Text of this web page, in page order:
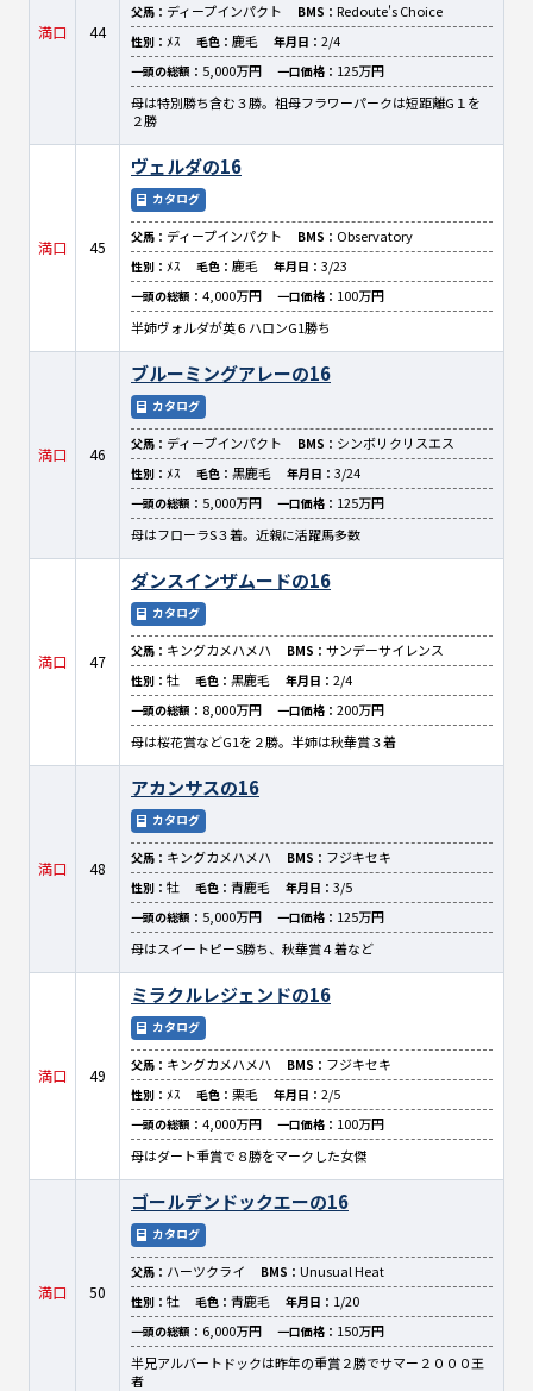
満口 44
父馬： ディープインパクト BMS： Redoute's Choice
性別： ﾒｽ 毛色： 鹿毛 年月日： 2/4
一頭の総額： 5,000万円 一口価格： 125万円
母は特別勝ち含む３勝。祖母フラワーパークは短距離G１を
２勝
満口 45
ヴェルダの16
カタログ
父馬： ディープインパクト BMS： Observatory
性別： ﾒｽ 毛色： 鹿毛 年月日： 3/23
一頭の総額： 4,000万円 一口価格： 100万円
半姉ヴォルダが英６ハロンG1勝ち
満口 46
ブルーミングアレーの16
カタログ
父馬： ディープインパクト BMS： シンボリクリスエス
性別： ﾒｽ 毛色： 黒鹿毛 年月日： 3/24
一頭の総額： 5,000万円 一口価格： 125万円
母はフローラS３着。近親に活躍馬多数
満口 47
ダンスインザムードの16
カタログ
父馬： キングカメハメハ BMS： サンデーサイレンス
性別： 牡 毛色： 黒鹿毛 年月日： 2/4
一頭の総額： 8,000万円 一口価格： 200万円
母は桜花賞などG1を２勝。半姉は秋華賞３着
満口 48
アカンサスの16
カタログ
父馬： キングカメハメハ BMS： フジキセキ
性別： 牡 毛色： 青鹿毛 年月日： 3/5
一頭の総額： 5,000万円 一口価格： 125万円
母はスイートピーS勝ち、秋華賞４着など
満口 49
ミラクルレジェンドの16
カタログ
父馬： キングカメハメハ BMS： フジキセキ
性別： ﾒｽ 毛色： 栗毛 年月日： 2/5
一頭の総額： 4,000万円 一口価格： 100万円
母はダート重賞で８勝をマークした女傑
満口 50
ゴールデンドックエーの16
カタログ
父馬： ハーツクライ BMS： Unusual Heat
性別： 牡 毛色： 青鹿毛 年月日： 1/20
一頭の総額： 6,000万円 一口価格： 150万円
半兄アルバートドックは昨年の重賞２勝でサマー２０００王
者